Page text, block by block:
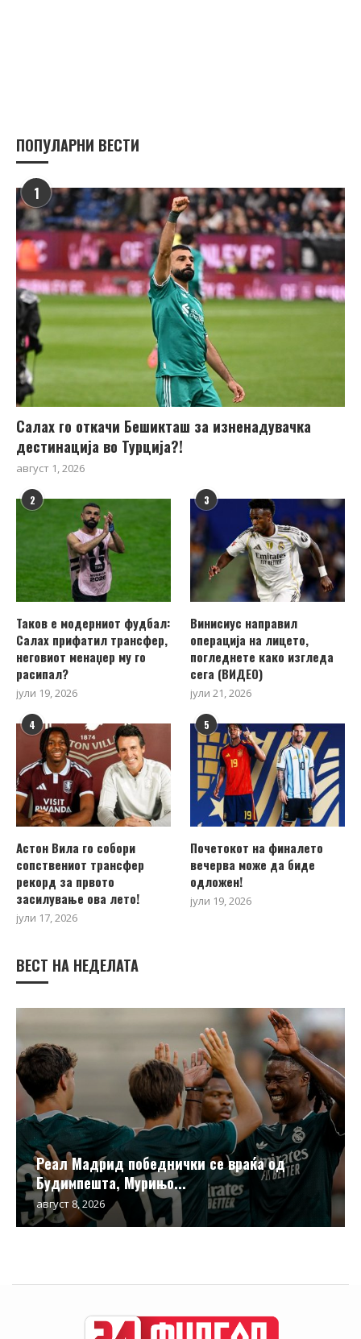
ПОПУЛАРНИ ВЕСТИ
1
Салах го откачи Бешикташ за изненадувачка
дестинација во Турција?!
август 1, 2026
2
Таков е модерниот фудбал:
Салах прифатил трансфер,
неговиот менаџер му го
расипал?
јули 19, 2026
3
Винисиус направил
операција на лицето,
погледнете како изгледа
сега (ВИДЕО)
јули 21, 2026
4
Астон Вила го собори
сопствениот трансфер
рекорд за првото
засилување ова лето!
јули 17, 2026
5
Почетокот на финалето
вечерва може да биде
одложен!
јули 19, 2026
ВЕСТ НА НЕДЕЛАТА
Реал Мадрид победнички се враќа од
Будимпешта, Мурињо...
август 8, 2026